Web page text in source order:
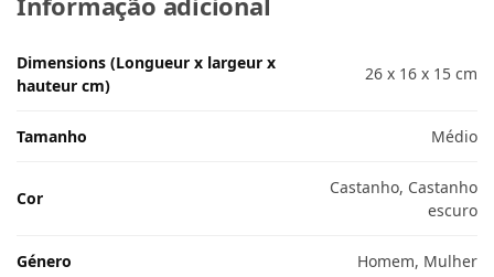
Dimensions (Longueur x largeur x
hauteur cm)
26 x 16 x 15 cm
Tamanho Médio
Cor
Castanho, Castanho
escuro
Género Homem, Mulher